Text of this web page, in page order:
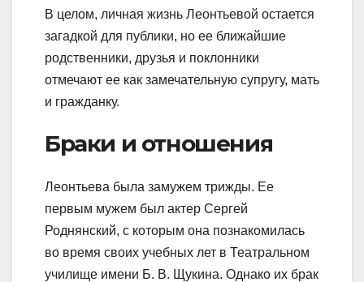
В целом, личная жизнь Леонтьевой остается
загадкой для публики, но ее ближайшие
родственники, друзья и поклонники
отмечают ее как замечательную супругу, мать
и гражданку.
Браки и отношения
Леонтьева была замужем трижды. Ее
первым мужем был актер Сергей
Роднянский, с которым она познакомилась
во время своих учебных лет в Театральном
училище имени Б. В. Щукина. Однако их брак